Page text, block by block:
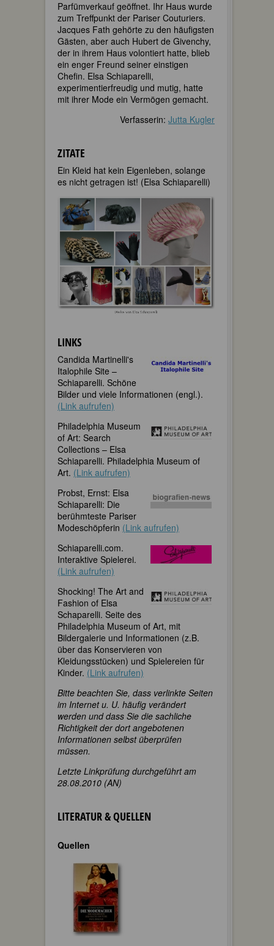
Parfümverkauf geöffnet. Ihr Haus wurde
zum Treffpunkt der Pariser Couturiers.
Jacques Fath gehörte zu den häufigsten
Gästen, aber auch Hubert de Givenchy,
der in ihrem Haus volontiert hatte, blieb
ein enger Freund seiner einstigen
Chefin. Elsa Schiaparelli,
experimentierfreudig und mutig, hatte
mit ihrer Mode ein Vermögen gemacht.
Verfasserin: Jutta Kugler
ZITATE
Ein Kleid hat kein Eigenleben, solange
es nicht getragen ist! (Elsa Schiaparelli)
LINKS
Candida Martinelli's
Italophile Site –
Schiaparelli. Schöne
Bilder und viele Informationen (engl.).
(Link aufrufen)
Philadelphia Museum
of Art: Search
Collections – Elsa
Schiaparelli. Philadelphia Museum of
Art. (Link aufrufen)
Probst, Ernst: Elsa
Schiaparelli: Die
berühmteste Pariser
Modeschöpferin (Link aufrufen)
Schiaparelli.com.
Interaktive Spielerei.
(Link aufrufen)
Shocking! The Art and
Fashion of Elsa
Schaparelli. Seite des
Philadelphia Museum of Art, mit
Bildergalerie und Informationen (z.B.
über das Konservieren von
Kleidungsstücken) und Spielereien für
Kinder. (Link aufrufen)
Bitte beachten Sie, dass verlinkte Seiten
im Internet u. U. häufig verändert
werden und dass Sie die sachliche
Richtigkeit der dort angebotenen
Informationen selbst überprüfen
müssen.
Letzte Linkprüfung durchgeführt am
28.08.2010 (AN)
LITERATUR & QUELLEN
Quellen